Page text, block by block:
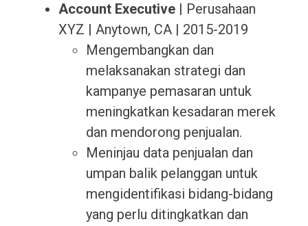
Account Executive| Perusahaan
XYZ | Anytown, CA | 2015-2019
Mengembangkan dan
melaksanakan strategi dan
kampanye pemasaran untuk
meningkatkan kesadaran merek
dan mendorong penjualan.
Meninjau data penjualan dan
umpan balik pelanggan untuk
mengidentifikasi bidang-bidang
yang perlu ditingkatkan dan